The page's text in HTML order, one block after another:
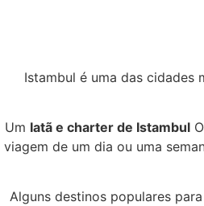
Istambul é uma das cidades
Um Iatã e charter de Istambul
viagem de um dia ou uma
Alguns destinos populares para